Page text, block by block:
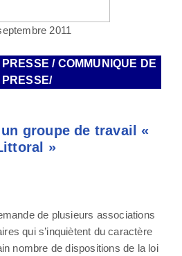
2011
/ COMMUNIQUE DE
PRESSE/
groupe de travail «
»
de plusieurs associations
qui s’inquiètent du caractère
nombre de dispositions de la loi